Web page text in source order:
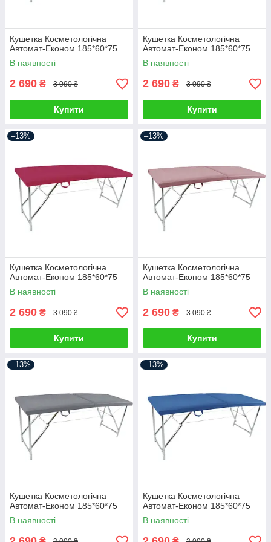
Кушетка Косметологічна
Автомат-Економ 185*60*75
В наявності
2 690 ₴ 3 090 ₴
Купити
Кушетка Косметологічна
Автомат-Економ 185*60*75
В наявності
2 690 ₴ 3 090 ₴
Купити
–13%
Кушетка Косметологічна
Автомат-Економ 185*60*75
В наявності
2 690 ₴ 3 090 ₴
Купити
–13%
Кушетка Косметологічна
Автомат-Економ 185*60*75
В наявності
2 690 ₴ 3 090 ₴
Купити
–13%
Кушетка Косметологічна
Автомат-Економ 185*60*75
В наявності
–13%
Кушетка Косметологічна
Автомат-Економ 185*60*75
В наявності